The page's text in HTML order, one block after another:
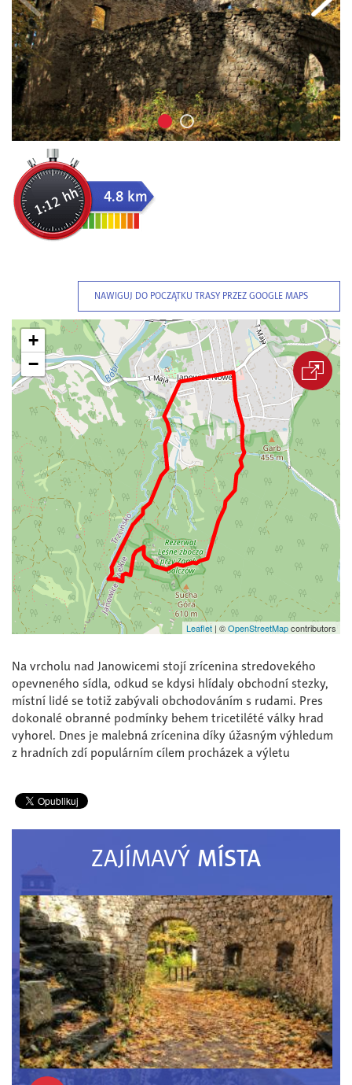
1:12 hh 4.8 km
NAWIGUJ DO POCZĄTKU TRASY PRZEZ GOOGLE MAPS
+
−
Leaflet | ©OpenStreetMapcontributors
Na vrcholu nad Janowicemi stojí zrícenina stredovekého
opevneného sídla, odkud se kdysi hlídaly obchodní stezky,
místní lidé se totiž zabývali obchodováním s rudami. Pres
dokonalé obranné podmínky behem tricetilété války hrad
vyhorel. Dnes je malebná zrícenina díky úžasným výhledum
z hradních zdí populárním cílem procházek a výletu
ZAJÍMAVÝ MÍSTA